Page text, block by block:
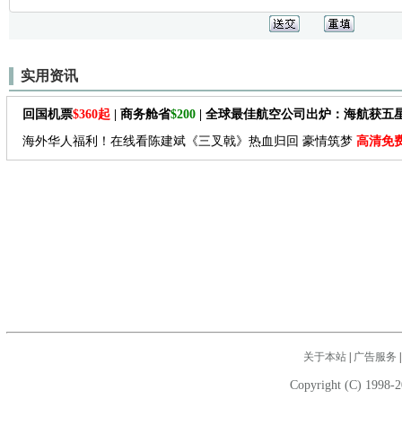
实用资讯
回国机票$360起 | 商务舱省$200 | 全球最佳航空公司出炉：海航获五
海外华人福利！在线看陈建斌《三叉戟》热血归回 豪情筑梦 高清免
关于本站| 广告服务
Copyright (C) 1998-